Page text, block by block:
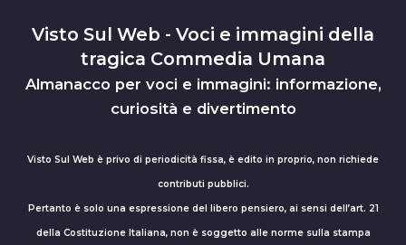
Visto Sul Web - Voci e immagini della
tragica Commedia Umana
Almanacco per voci e immagini: informazione,
curiosità e divertimento
Visto Sul Web è privo di periodicità fissa, è edito in proprio, non richiede
contributi pubblici.
Pertanto è solo una espressione del libero pensiero, ai sensi dell’art. 21
della Costituzione Italiana, non è soggetto alle norme sulla stampa